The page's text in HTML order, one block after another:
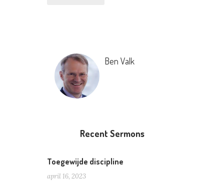
Ben Valk
Recent Sermons
Toegewijde discipline
april 16, 2023